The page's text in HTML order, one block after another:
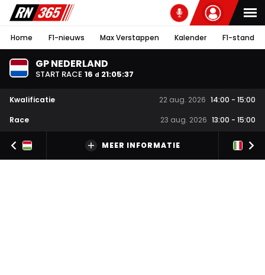
Home F1-nieuws Max Verstappen Kalender F1-stand
GP NEDERLAND
START RACE 16 d 21:05:36
Kwalificatie 22 aug. 2026 14:00 - 15:00
Race
23 aug. 2026 13:00 - 15:00
MEER INFORMATIE